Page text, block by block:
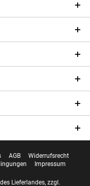
AGB
Widerrufsrecht
Impressum
Lieferlandes, zzgl.